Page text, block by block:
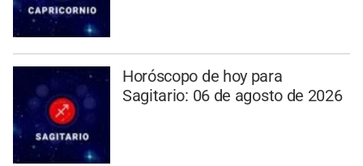
Horóscopo de hoy para
Sagitario: 06 de agosto de 2026